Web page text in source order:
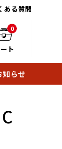
ある質問
0
ト
知らせ